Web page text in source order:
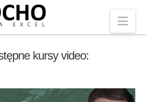
kursy video: